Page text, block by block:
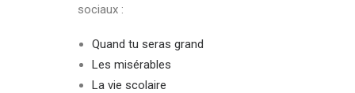
sociaux :
Quand tu seras grand
Les misérables
La vie scolaire